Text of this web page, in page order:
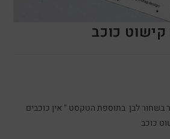
כוכב
בשחור לבן בתוספת הטקסט " אין כוכבים
כוכב